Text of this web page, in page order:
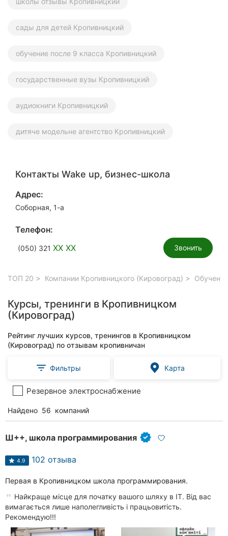
сады для детей Кропивницкий
обучение после 9 класса Кропивницкий
государственные вузы Кропивницкий
аудиокниги Кропивницкий
дитяче модельне агентство Кропивницкий
Контакты Wake up, бизнес-школа
Адрес:
Соборная, 1-а
Телефон:
(050) 321 XX XX Звонить
ТОП 20 Компании Кропивницкого (Кировоград)
Курсы, тренинги в Кропивницком
(Кировоград)
Рейтинг лучших курсов, тренингов в Кропивницком
(Кировоград) по отзывам кропивничан
Фильтры Карта
Резервное электроснабжение
Найдено 56 компаний
Ш++, школа программирования
4.9 102 отзыва
Первая в Кропивницком школа программирования.
Найкраще місце для початку вашого шляху в IT. Від вас
вимагається лише наполегливість і працьовитість.
Рекомендую!!!